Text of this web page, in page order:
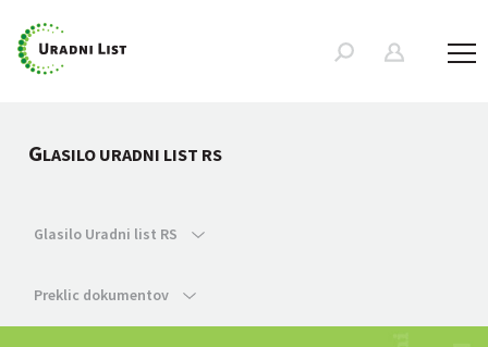
GLASILO URADNI LIST RS
Glasilo Uradni list RS
Preklic dokumentov